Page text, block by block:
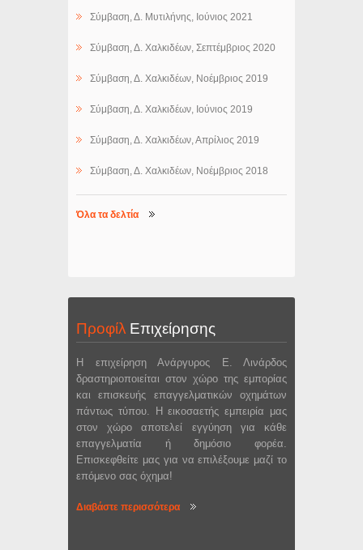
Σύμβαση, Δ. Μυτιλήνης, Ιούνιος 2021
Σύμβαση, Δ. Χαλκιδέων, Σεπτέμβριος 2020
Σύμβαση, Δ. Χαλκιδέων, Νοέμβριος 2019
Σύμβαση, Δ. Χαλκιδέων, Ιούνιος 2019
Σύμβαση, Δ. Χαλκιδέων, Απρίλιος 2019
Σύμβαση, Δ. Χαλκιδέων, Νοέμβριος 2018
Όλα τα δελτία
Προφίλ Επιχείρησης
Η επιχείρηση Ανάργυρος Ε. Λινάρδος
δραστηριοποιείται στον χώρο της εμπορίας
και επισκευής επαγγελματικών οχημάτων
πάντως τύπου. Η εικοσαετής εμπειρία μας
στον χώρο αποτελεί εγγύηση για κάθε
επαγγελματία ή δημόσιο φορέα.
Επισκεφθείτε μας για να επιλέξουμε μαζί το
επόμενο σας όχημα!
Διαβάστε περισσότερα